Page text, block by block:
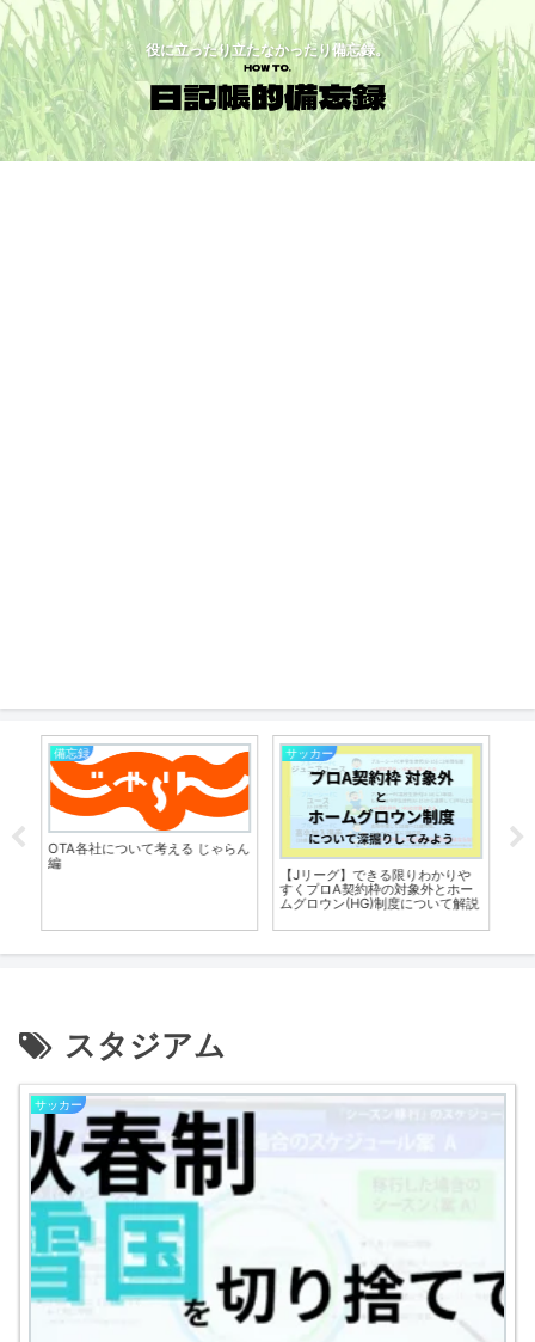
役に立ったり立たなかったり備忘録。
備忘録
OTA各社について考える じゃらん
編
サッカー
【Jリーグ】できる限りわかりや
すくプロA契約枠の対象外とホー
ムグロウン(HG)制度について解説
スタジアム
サッカー